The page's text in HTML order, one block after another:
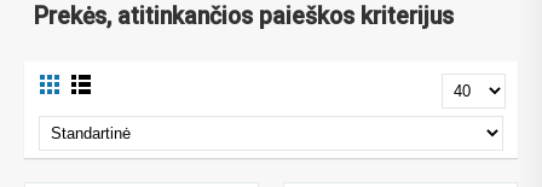
Prekės, atitinkančios paieškos kriterijus